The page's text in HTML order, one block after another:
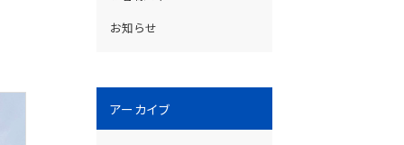
お知らせ
アーカイブ